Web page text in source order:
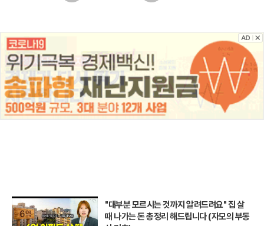
"대부분 모르시는 것까지 알려드려요" 집 살
때 나가는 돈 총정리 해드립니다 (자모의 부동